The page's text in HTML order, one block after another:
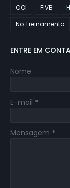
COI
FIVB
No Treinamento
ENTRE EM
Nome
E-mail *
Mensagem *